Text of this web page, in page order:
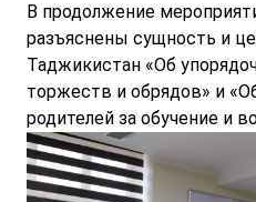
В продолжение
разъяснены сущность и
Таджикистан «Об
торжеств и обрядов» и
родителей за обучение и